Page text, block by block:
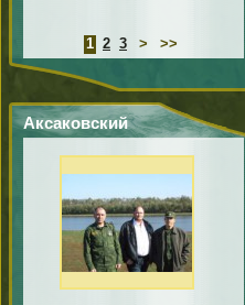
1 2 3 > >>
Аксаковский